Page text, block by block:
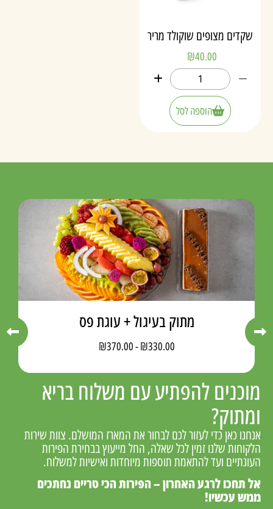
שקדים מצופים שוקולד מריר
₪40.00
הוספה לסל
מוכנים להפתיע עם משלוח בריא
ומתוק?
אנחנו כאן כדי לעזור לכם לבחור את המארז המושלם. צוות שירות
הלקוחות שלנו זמין לכל שאלה, החל מייעוץ בבחירת הפירות
העונתיים ועד להתאמת תוספות מיוחדות ואישיות למשלוח.
אל תחכו לרגע האחרון – הפירות הכי טריים נחתכים
ממש עכשיו!
מתוק בעיגול + עוגת פס
₪
-
₪370.00